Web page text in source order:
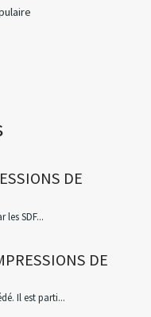
DE
les SDF...
DE
Il est parti...